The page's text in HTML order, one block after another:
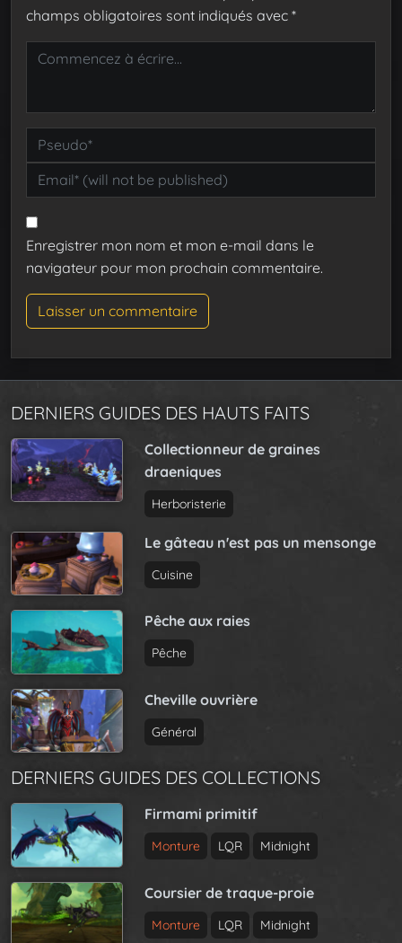
champs obligatoires sont indiqués avec *
Enregistrer mon nom et mon e-mail dans le
navigateur pour mon prochain commentaire.
DERNIERS GUIDES DES HAUTS FAITS
Collectionneur de graines
draeniques
Herboristerie
Le gâteau n'est pas un mensonge
Cuisine
Pêche aux raies
Pêche
Cheville ouvrière
Général
DERNIERS GUIDES DES COLLECTIONS
Firmami primitif
Monture LQR Midnight
Coursier de traque-proie
Monture LQR Midnight